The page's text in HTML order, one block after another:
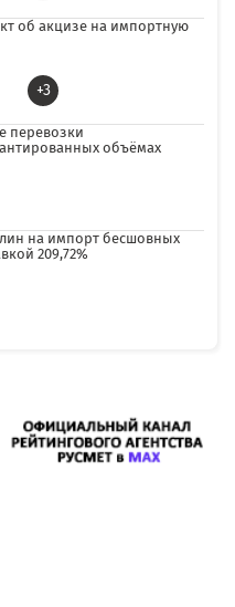
об акцизе на импортную
+3
перевозки
объёмах
на импорт бесшовных
209,72%